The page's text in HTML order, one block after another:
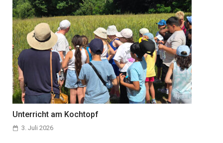
Unterricht am Kochtopf
3. Juli 2026